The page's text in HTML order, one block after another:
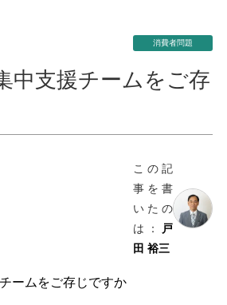
消費者問題
中支援チームをご存
この記
事を書
いたの
は：
戸
田 裕三
ームをご存じですか